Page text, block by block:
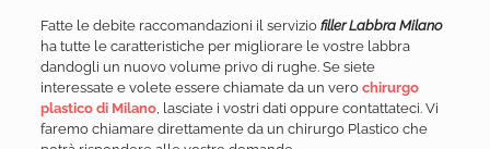
Fatte le debite raccomandazioni il servizio filler Labbra Milano
ha tutte le caratteristiche per migliorare le vostre labbra
dandogli un nuovo volume privo di rughe. Se siete
interessate e volete essere chiamate da un vero chirurgo
plastico di Milano, lasciate i vostri dati oppure contattateci. Vi
faremo chiamare direttamente da un chirurgo Plastico che